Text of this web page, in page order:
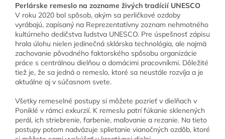
Perlárske remeslo na zozname živých tradícií UNESCO
V roku 2020 bol spôsob, akým sa perličkové ozdoby
vyrábajú, zapísaný na Reprezentatívny zoznam nehmotného
kultúrneho dedičstva ľudstva UNESCO. Pre úspešnosť zápisu
hrala úlohu nielen jedinečná sklárska technológia, ale najmä
zachovanie pôvodného faktorského spôsobu organizácie
práce s centrálnou dielňou a domácimi pracovníkmi. Dôležité
tiež je, že sa jedná o remeslo, ktoré sa neustále rozvíja a je
aktuálne aj v súčasnom svete.
Všetky remeselné postupy si môžete pozrieť v dielňach v
Poniklé v rámci exkurzií. K remeslu patrí fúkanie sklenených
perál, ich striebrenie, farbenie, maľovanie a rezanie. Na tieto
postupy potom nadväzuje splietanie vianočných ozdôb, ktoré